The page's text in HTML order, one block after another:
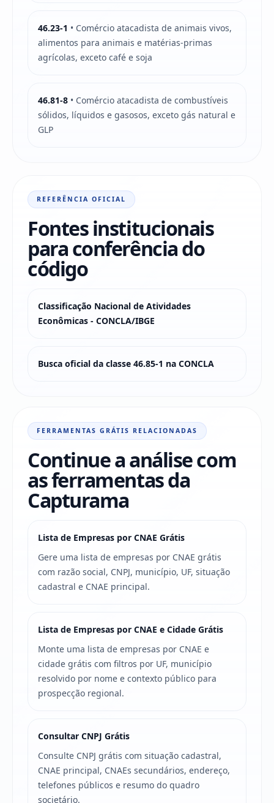
46.23-1 • Comércio atacadista de animais vivos,
alimentos para animais e matérias-primas
agrícolas, exceto café e soja
46.81-8 • Comércio atacadista de combustíveis
sólidos, líquidos e gasosos, exceto gás natural e
GLP
REFERÊNCIA OFICIAL
Fontes institucionais
para conferência do
código
Classificação Nacional de Atividades
Econômicas - CONCLA/IBGE
Busca oficial da classe 46.85-1 na CONCLA
FERRAMENTAS GRÁTIS RELACIONADAS
Continue a análise com
as ferramentas da
Capturama
Lista de Empresas por CNAE Grátis
Gere uma lista de empresas por CNAE grátis
com razão social, CNPJ, município, UF, situação
cadastral e CNAE principal.
Lista de Empresas por CNAE e Cidade Grátis
Monte uma lista de empresas por CNAE e
cidade grátis com filtros por UF, município
resolvido por nome e contexto público para
prospecção regional.
Consultar CNPJ Grátis
Consulte CNPJ grátis com situação cadastral,
CNAE principal, CNAEs secundários, endereço,
telefones públicos e resumo do quadro
societário.